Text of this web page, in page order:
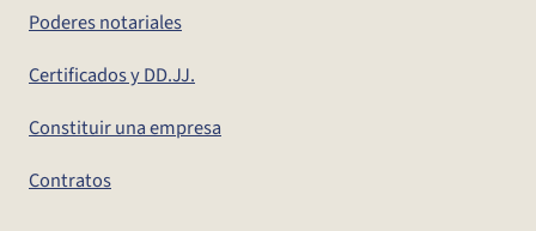
Poderes notariales
Certificados y DD.JJ.
Constituir una empresa
Contratos